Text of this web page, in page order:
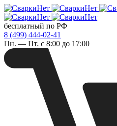
бесплатный по РФ
8 (499) 444-02-41
Пн. — Пт. с 8:00 до 17:00